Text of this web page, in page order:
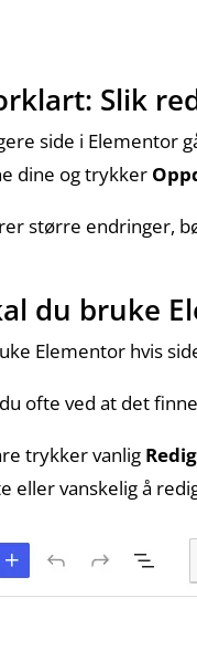
Slik
side i Elementor
dine og trykker
større endringer,
du bruke
Elementor hvis
ofte ved at det
trykker vanlig
eller vanskelig å